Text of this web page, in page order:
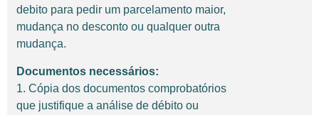
debito para pedir um parcelamento maior,
mudança no desconto ou qualquer outra
mudança.
Documentos necessários:
1. Cópia dos documentos comprobatórios
que justifique a análise de débito ou